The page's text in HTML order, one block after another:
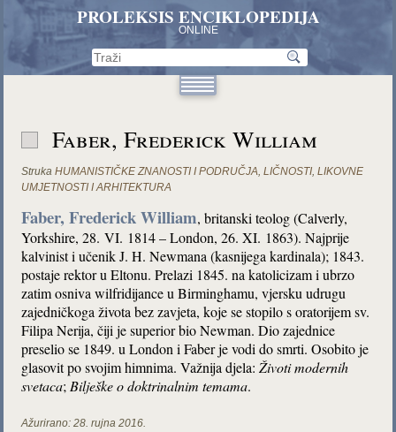
PROLEKSIS ENCIKLOPEDIJA
ONLINE
Faber, Frederick William
Struka HUMANISTIČKE ZNANOSTI I PODRUČJA,LIČNOSTI,LIKOVNE
UMJETNOSTI I ARHITEKTURA
Faber, Frederick William, britanski teolog (Calverly,
Yorkshire, 28. VI. 1814 – London, 26. XI. 1863). Najprije
kalvinist i učenik J. H. Newmana (kasnijega kardinala); 1843.
postaje rektor u Eltonu. Prelazi 1845. na katolicizam i ubrzo
zatim osniva wilfridijance u Birminghamu, vjersku udrugu
zajedničkoga života bez zavjeta, koje se stopilo s oratorijem sv.
Filipa Nerija, čiji je superior bio Newman. Dio zajednice
preselio se 1849. u London i Faber je vodi do smrti. Osobito je
glasovit po svojim himnima. Važnija djela:Životi modernih
svetaca; Bilješke o doktrinalnim temama.
Ažurirano: 28. rujna 2016.